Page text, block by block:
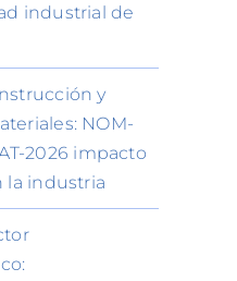
industrial de
y
NOM-
2026 impacto
la industria